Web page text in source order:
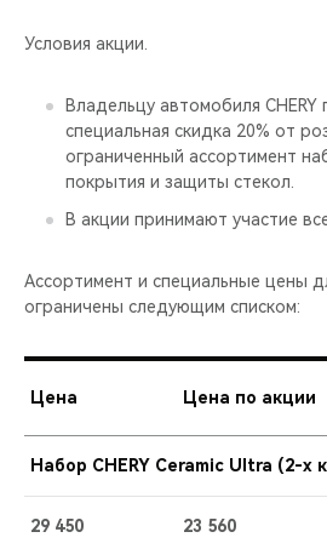
Условия акции.
Владельцу автомобиля CHERY
специальная скидка 20% от
ограниченный ассортимент
покрытия и защиты стекол.
В акции принимают участие
Ассортимент и специальные цены
ограничены следующим списком:
Цена Цена по акции
Набор CHERY Ceramic Ultra (2-х
29 450 23 560